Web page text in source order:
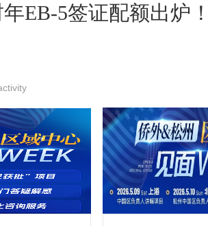
EB-5签证配额出炉